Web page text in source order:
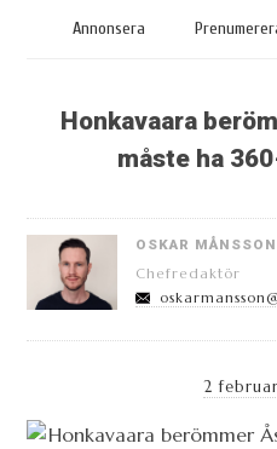
Annonsera
Honkavaara
måste ha
OSKAR MÅNSSON
Chefredaktör
2